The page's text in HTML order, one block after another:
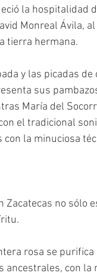
la hospitalidad
Monreal Ávila,
tierra hermana.
y las picadas
sus
María del
el tradicional
la minuciosa
Zacatecas no sólo
rosa se
con la